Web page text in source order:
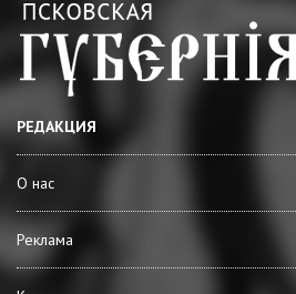
РЕДАКЦИЯ
О нас
Реклама